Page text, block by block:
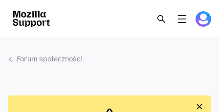
Forum społeczności